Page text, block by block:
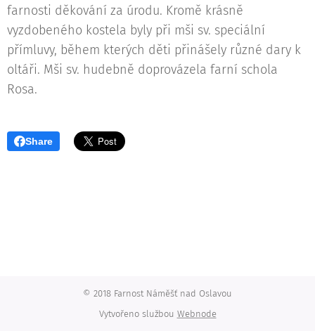
farnosti děkování za úrodu. Kromě krásně
vyzdobeného kostela byly při mši sv. speciální
přímluvy, během kterých děti přinášely různé dary k
oltáři. Mši sv. hudebně doprovázela farní schola
Rosa.
Share
© 2018 Farnost Náměšť nad Oslavou
Vytvořeno službou Webnode